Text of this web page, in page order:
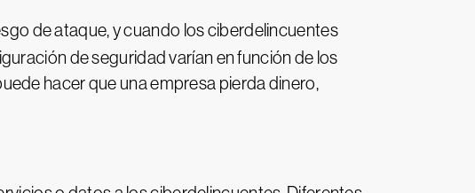
de ataque, y cuando los ciberdelincuentes
de seguridad varían en función de los
hacer que una empresa pierda dinero,